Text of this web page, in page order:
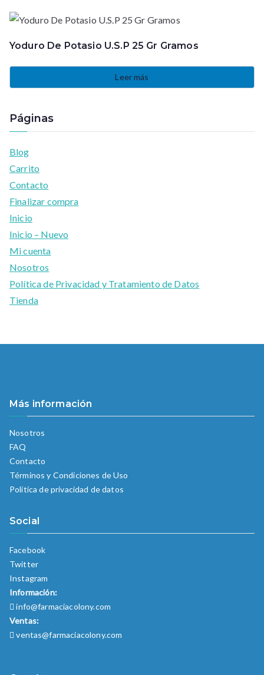
Yoduro De Potasio U.S.P 25 Gr Gramos
Leer más
Páginas
Blog
Carrito
Contacto
Finalizar compra
Inicio
Inicio – Nuevo
Mi cuenta
Nosotros
Política de Privacidad y Tratamiento de Datos
Tienda
Más información
Nosotros
FAQ
Contacto
Términos y Condiciones de Uso
Política de privacidad de datos
Social
Facebook
Twitter
Instagram
Información:
info@farmaciacolony.com
Ventas:
ventas@farmaciacolony.com